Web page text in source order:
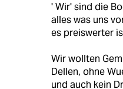
' Wir' sind die
alles was uns
es preiswerter
Wir wollten
Dellen, ohne
und auch kein